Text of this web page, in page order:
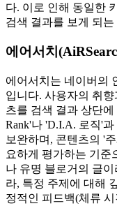
다. 이로 인해 동일한
검색 결과를 보게 되
에어서치
에어서치는 네이버의
입니다. 사용자의 취
츠를 검색 결과 상단
Rank'나 'D.I.A. 로직'
보완하며, 콘텐츠의 '
요하게 평가하는 기준
나 유명 블로거의 글
라, 특정 주제에 대해
정적인 피드백(체류